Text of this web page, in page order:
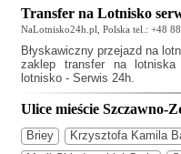
Transfer na Lotnisko
NaLotnisko24h.pl, Polska tel.: +48
Błyskawiczny przejazd na
zaklep transfer na
lotnisko - Serwis 24h.
Ulice mieście Szczawno-
Briey
Krzysztofa Kamila